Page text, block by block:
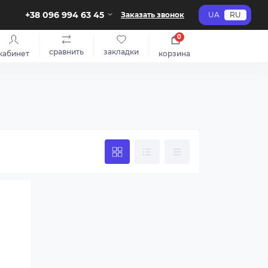
+38 096 994 63 45 Заказать звонок UA RU
сравнить закладки корзина
0